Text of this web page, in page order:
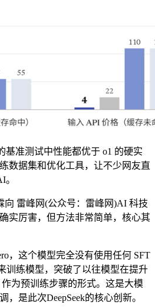
准测试中性能都优于 o1 的硬实
数据集和优化工具，让不少网友直
雷峰网(公众号：雷峰网)AI 科技
实厉害，但方法非常简单，核心其
，这个模型完全没有使用任何 SFT
训练模型，突破了以往模型在提升
为预训练步骤的形式。这是大模
，是此次DeepSeek的核心创新。